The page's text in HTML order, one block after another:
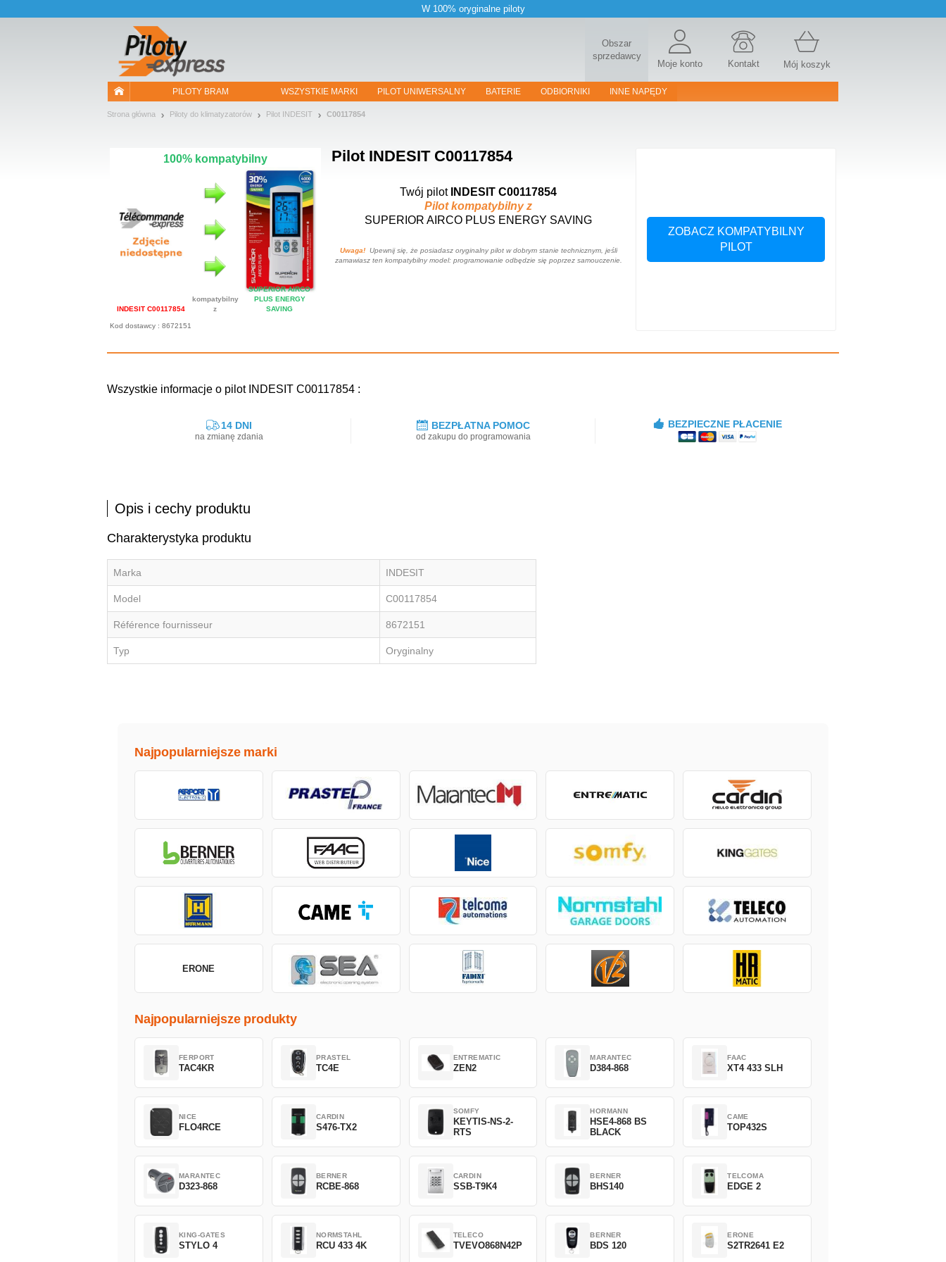
W 100% oryginalne piloty
Obszar
sprzedawcy
Moje konto Kontakt Mój koszyk
PILOTY BRAM WSZYSTKIE MARKI PILOT UNIWERSALNY BATERIE ODBIORNIKI INNE NAPĘDY
Strona główna Piloty do klimatyzatorów Pilot INDESIT C00117854
Pilot INDESIT C00117854
100% kompatybilny
INDESIT C00117854
kompatybilny
z
SUPERIOR AIRCO
PLUS ENERGY
SAVING
Twój pilot INDESIT C00117854
Pilot kompatybilny z
SUPERIOR AIRCO PLUS ENERGY SAVING
Uwaga!Upewnij się, że posiadasz oryginalny pilot w dobrym stanie technicznym, jeśli
zamawiasz ten kompatybilny model: programowanie odbędzie się poprzez samouczenie.
ZOBACZ KOMPATYBILNY
PILOT
Kod dostawcy : 8672151
Wszystkie informacje o pilot INDESIT C00117854 :
14 DNI
na zmianę zdania
BEZPŁATNA POMOC
od zakupu do programowania
BEZPIECZNE PŁACENIE
Opis i cechy produktu
Charakterystyka produktu
Marka INDESIT
Model C00117854
Référence fournisseur 8672151
Typ Oryginalny
Najpopularniejsze marki
ERONE
Najpopularniejsze produkty
FERPORT
TAC4KR
PRASTEL
TC4E
ENTREMATIC
ZEN2
MARANTEC
D384-868
FAAC
XT4 433 SLH
NICE
FLO4RCE
CARDIN
S476-TX2
SOMFY
KEYTIS-NS-2-
RTS
HORMANN
HSE4-868 BS
BLACK
CAME
TOP432S
MARANTEC
D323-868
BERNER
RCBE-868
CARDIN
SSB-T9K4
BERNER
BHS140
TELCOMA
EDGE 2
KING-GATES
STYLO 4
NORMSTAHL
RCU 433 4K
TELECO
TVEVO868N42P
BERNER
BDS 120
ERONE
S2TR2641 E2